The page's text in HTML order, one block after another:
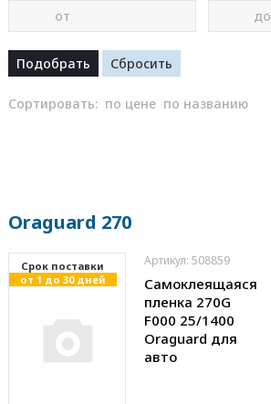
от до
Сортировать: по цене по названию
Oraguard 270
Cрок поставки
от 1 до 30 дней
Артикул: 508859
Самоклеящаяся
пленка 270G
F000 25/1400
Oraguard для
авто